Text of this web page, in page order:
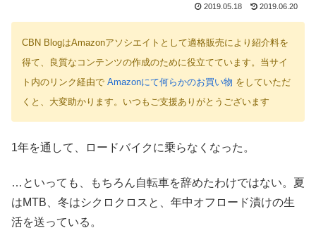
2019.05.18 2019.06.20
CBN BlogはAmazonアソシエイトとして適格販売により紹介料を
得て、良質なコンテンツの作成のために役立てています。当サイ
ト内のリンク経由で Amazonにて何らかのお買い物 をしていただ
くと、大変助かります。いつもご支援ありがとうございます
1年を通して、ロードバイクに乗らなくなった。
…といっても、もちろん自転車を辞めたわけではない。夏
はMTB、冬はシクロクロスと、年中オフロード漬けの生
活を送っている。